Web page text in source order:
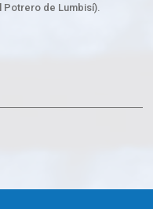
de Lumbisí).